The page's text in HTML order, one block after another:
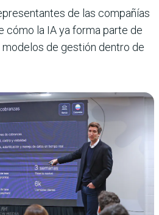
de las compañías
cómo la IA ya forma parte de
de gestión dentro de